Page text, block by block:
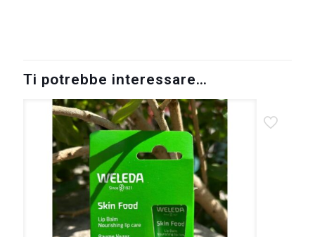
Ti potrebbe interessare…